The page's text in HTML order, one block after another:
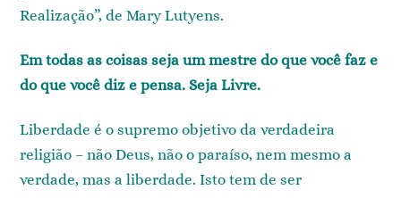
Realização”, de Mary Lutyens.
Em todas as coisas seja um mestre do que você faz e
do que você diz e pensa. Seja Livre.
Liberdade é o supremo objetivo da verdadeira
religião – não Deus, não o paraíso, nem mesmo a
verdade, mas a liberdade. Isto tem de ser